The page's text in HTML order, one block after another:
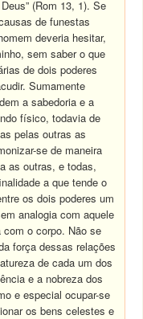
(Rom 13, 1). Se
de funestas
deveria hesitar,
sem saber o que
de dois poderes
Sumamente
a sabedoria e a
físico, todavia de
pelas outras as
se de maneira
as outras, e todas,
a que tende o
os dois poderes um
analogia com aquele
o corpo. Não se
força dessas relações
de cada um dos
e a nobreza dos
e especial ocupar-se
os bens celestes e